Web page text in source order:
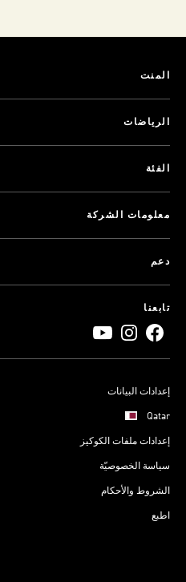
المنت
الرياضات
الفئة
معلومات الشركة
دعم
تابعنا
إعدادات البيانات
Qatar
إعدادات ملفات الكوكيز
سياسة الخصوصيّة
الشروط والأحكام
اطبع